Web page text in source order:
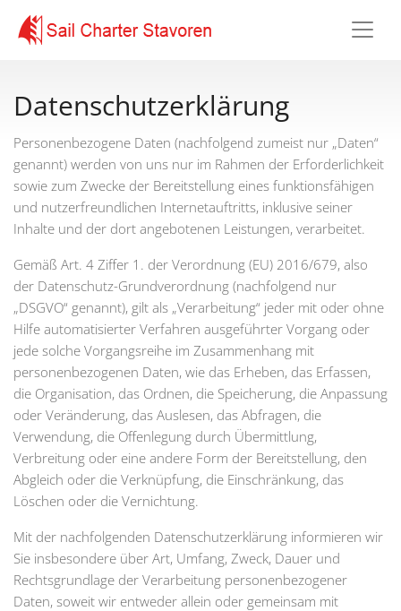
Datenschutzerklärung
Personenbezogene Daten (nachfolgend zumeist nur „Daten“
genannt) werden von uns nur im Rahmen der Erforderlichkeit
sowie zum Zwecke der Bereitstellung eines funktionsfähigen
und nutzerfreundlichen Internetauftritts, inklusive seiner
Inhalte und der dort angebotenen Leistungen, verarbeitet.
Gemäß Art. 4 Ziffer 1. der Verordnung (EU) 2016/679, also
der Datenschutz-Grundverordnung (nachfolgend nur
„DSGVO“ genannt), gilt als „Verarbeitung“ jeder mit oder ohne
Hilfe automatisierter Verfahren ausgeführter Vorgang oder
jede solche Vorgangsreihe im Zusammenhang mit
personenbezogenen Daten, wie das Erheben, das Erfassen,
die Organisation, das Ordnen, die Speicherung, die Anpassung
oder Veränderung, das Auslesen, das Abfragen, die
Verwendung, die Offenlegung durch Übermittlung,
Verbreitung oder eine andere Form der Bereitstellung, den
Abgleich oder die Verknüpfung, die Einschränkung, das
Löschen oder die Vernichtung.
Mit der nachfolgenden Datenschutzerklärung informieren wir
Sie insbesondere über Art, Umfang, Zweck, Dauer und
Rechtsgrundlage der Verarbeitung personenbezogener
Daten, soweit wir entweder allein oder gemeinsam mit